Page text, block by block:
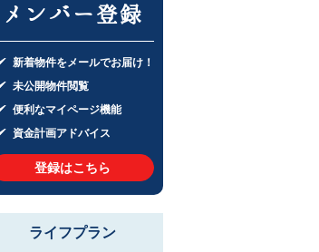
メンバー登録
新着物件をメールでお届け！
未公開物件閲覧
便利なマイページ機能
資金計画アドバイス
登録はこちら
ライフプラン